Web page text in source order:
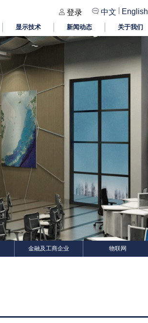
登录 中文 | English
显示技术 新闻动态 关于我们
金融及工商企业 物联网